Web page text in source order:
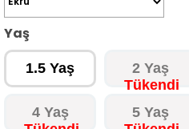
Yaş
1.5 Yaş 2 Yaş
4 Yaş 5 Yaş